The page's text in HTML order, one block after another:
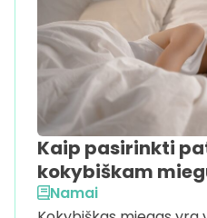
Kaip pasirinkti
kokybiškam
Namai